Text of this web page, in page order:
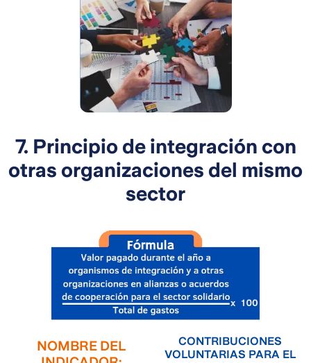
7. Principio de integración con
otras organizaciones del mismo
sector
NOMBRE DEL
CONTRIBUCIONES
VOLUNTARIAS PARA EL